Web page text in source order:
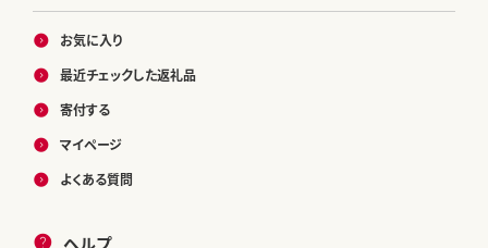
お気に入り
最近チェックした返礼品
寄付する
マイページ
よくある質問
ヘルプ